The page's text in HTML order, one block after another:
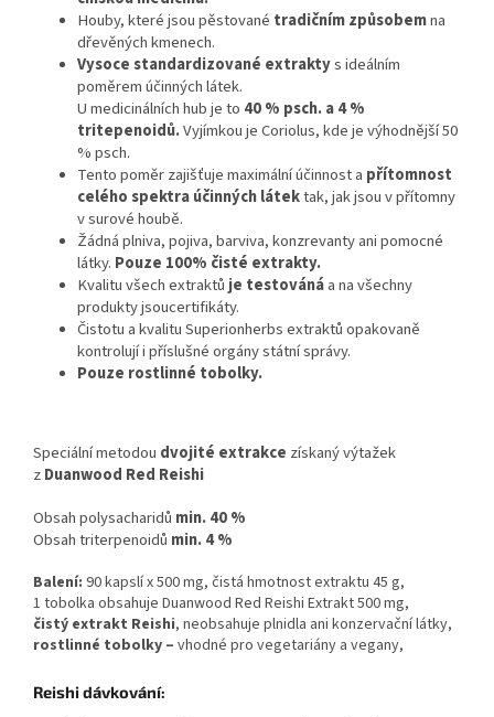
Houby, které jsou pěstované tradičním způsobemna
dřevěných kmenech.
Vysoce standardizované extraktys ideálním
poměrem účinných látek.
U medicinálních hub je to 40 % psch. a 4 %
tritepenoidů.Vyjímkou je Coriolus, kde je výhodnější 50
% psch.
Tento poměr zajišťuje maximální účinnost a přítomnost
celého spektra účinných látektak, jak jsou v přítomny
v surové houbě.
Žádná plniva, pojiva, barviva, konzrevanty ani pomocné
látky. Pouze 100% čisté extrakty.
Kvalitu všech extraktů je testovánáa na všechny
produkty jsoucertifikáty.
Čistotu a kvalitu Superionherbs extraktů opakovaně
kontrolují i příslušné orgány státní správy.
Pouze rostlinné tobolky.
Speciální metodou dvojité extrakce získaný výtažek
zDuanwood Red Reishi
Obsah polysacharidů min. 40 %
Obsah triterpenoidů min. 4 %
Balení: 90 kapslí x 500 mg, čistá hmotnost extraktu 45 g,
1 tobolka obsahuje Duanwood Red Reishi Extrakt 500 mg,
čistý extrakt Reishi, neobsahuje plnidla ani konzervační látky,
rostlinné tobolky – vhodné pro vegetariány a vegany,
Reishi dávkování: